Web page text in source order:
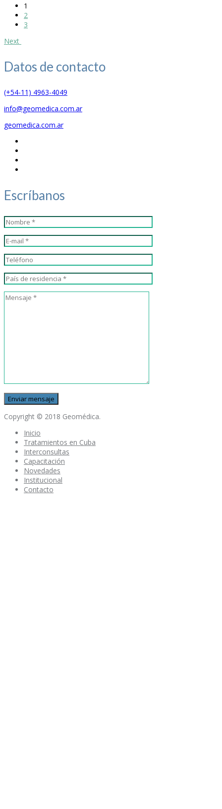
1
2
3
Next
Datos de contacto
(+54-11) 4963-4049
info@geomedica.com.ar
geomedica.com.ar
Escríbanos
Copyright © 2018 Geomédica.
Inicio
Tratamientos en Cuba
Interconsultas
Capacitación
Novedades
Institucional
Contacto